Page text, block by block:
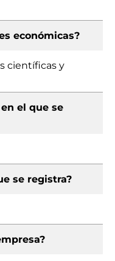
económicas?
científicas y
el que se
se registra?